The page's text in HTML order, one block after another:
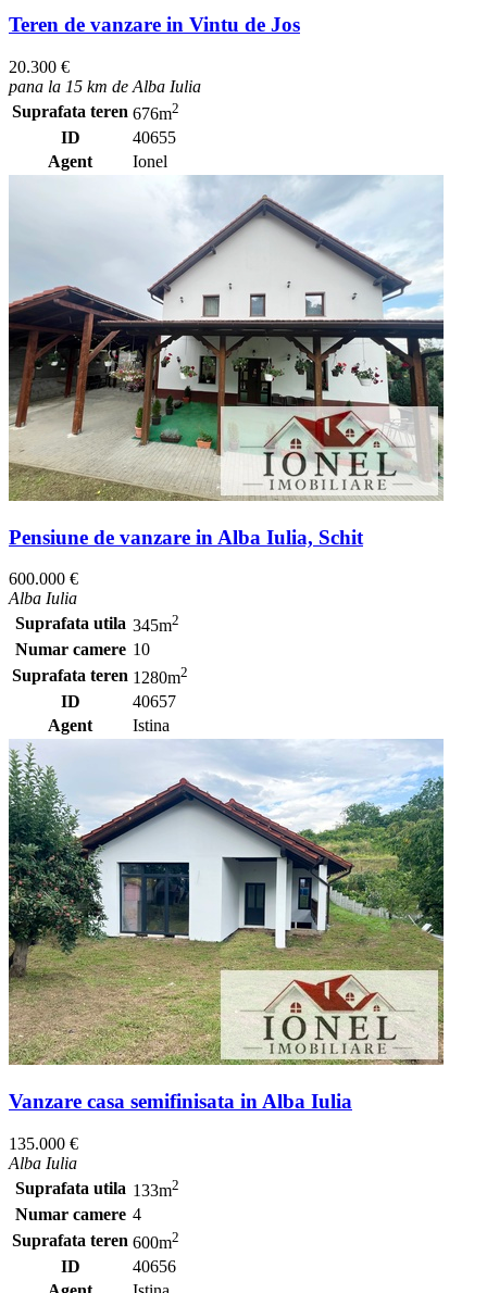
Teren de vanzare in Vintu de Jos
20.300 €
pana la 15 km de Alba Iulia
Suprafata teren 676m2
ID
40655
Agent
Ionel
Pensiune de vanzare in Alba Iulia, Schit
600.000 €
Alba Iulia
Suprafata utila 345m2
Numar camere 10
Suprafata teren 1280m2
ID
40657
Agent
Istina
Vanzare casa semifinisata in Alba Iulia
135.000 €
Alba Iulia
Suprafata utila 133m2
Numar camere 4
Suprafata teren 600m2
ID
40656